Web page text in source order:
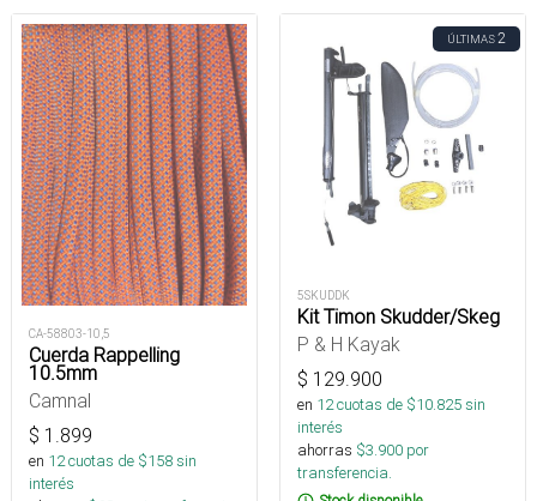
CA-58803-10,5
Cuerda Rappelling
10.5mm
Camnal
$ 1.899
en 12cuotas de $158sin
interés
ÚLTIMAS2
5SKUDDK
Kit Timon Skudder/Skeg
P & H Kayak
$ 129.900
en 12cuotas de $10.825sin
interés
ahorras $3.900 por
transferencia.